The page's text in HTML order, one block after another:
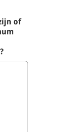
of